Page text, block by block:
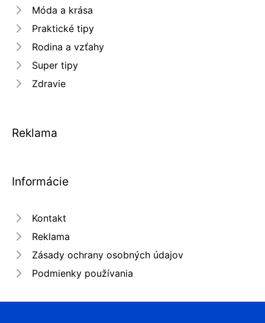
Móda a krása
Praktické tipy
Rodina a vzťahy
Super tipy
Zdravie
Reklama
Informácie
Kontakt
Reklama
Zásady ochrany osobných údajov
Podmienky používania